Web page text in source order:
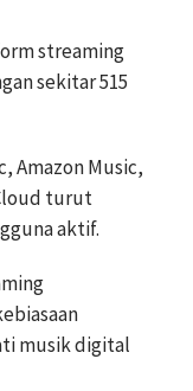
streaming
sekitar 515
Amazon Music,
turut
aktif.
musik digital